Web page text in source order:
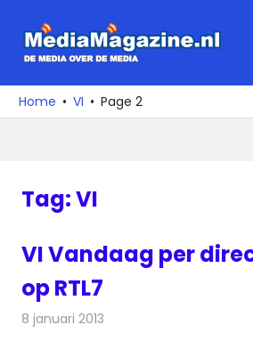
naar
media
over
Home VI Page 2
Tag:VI
VI Vandaag per
op RTL7
8 januari 2013